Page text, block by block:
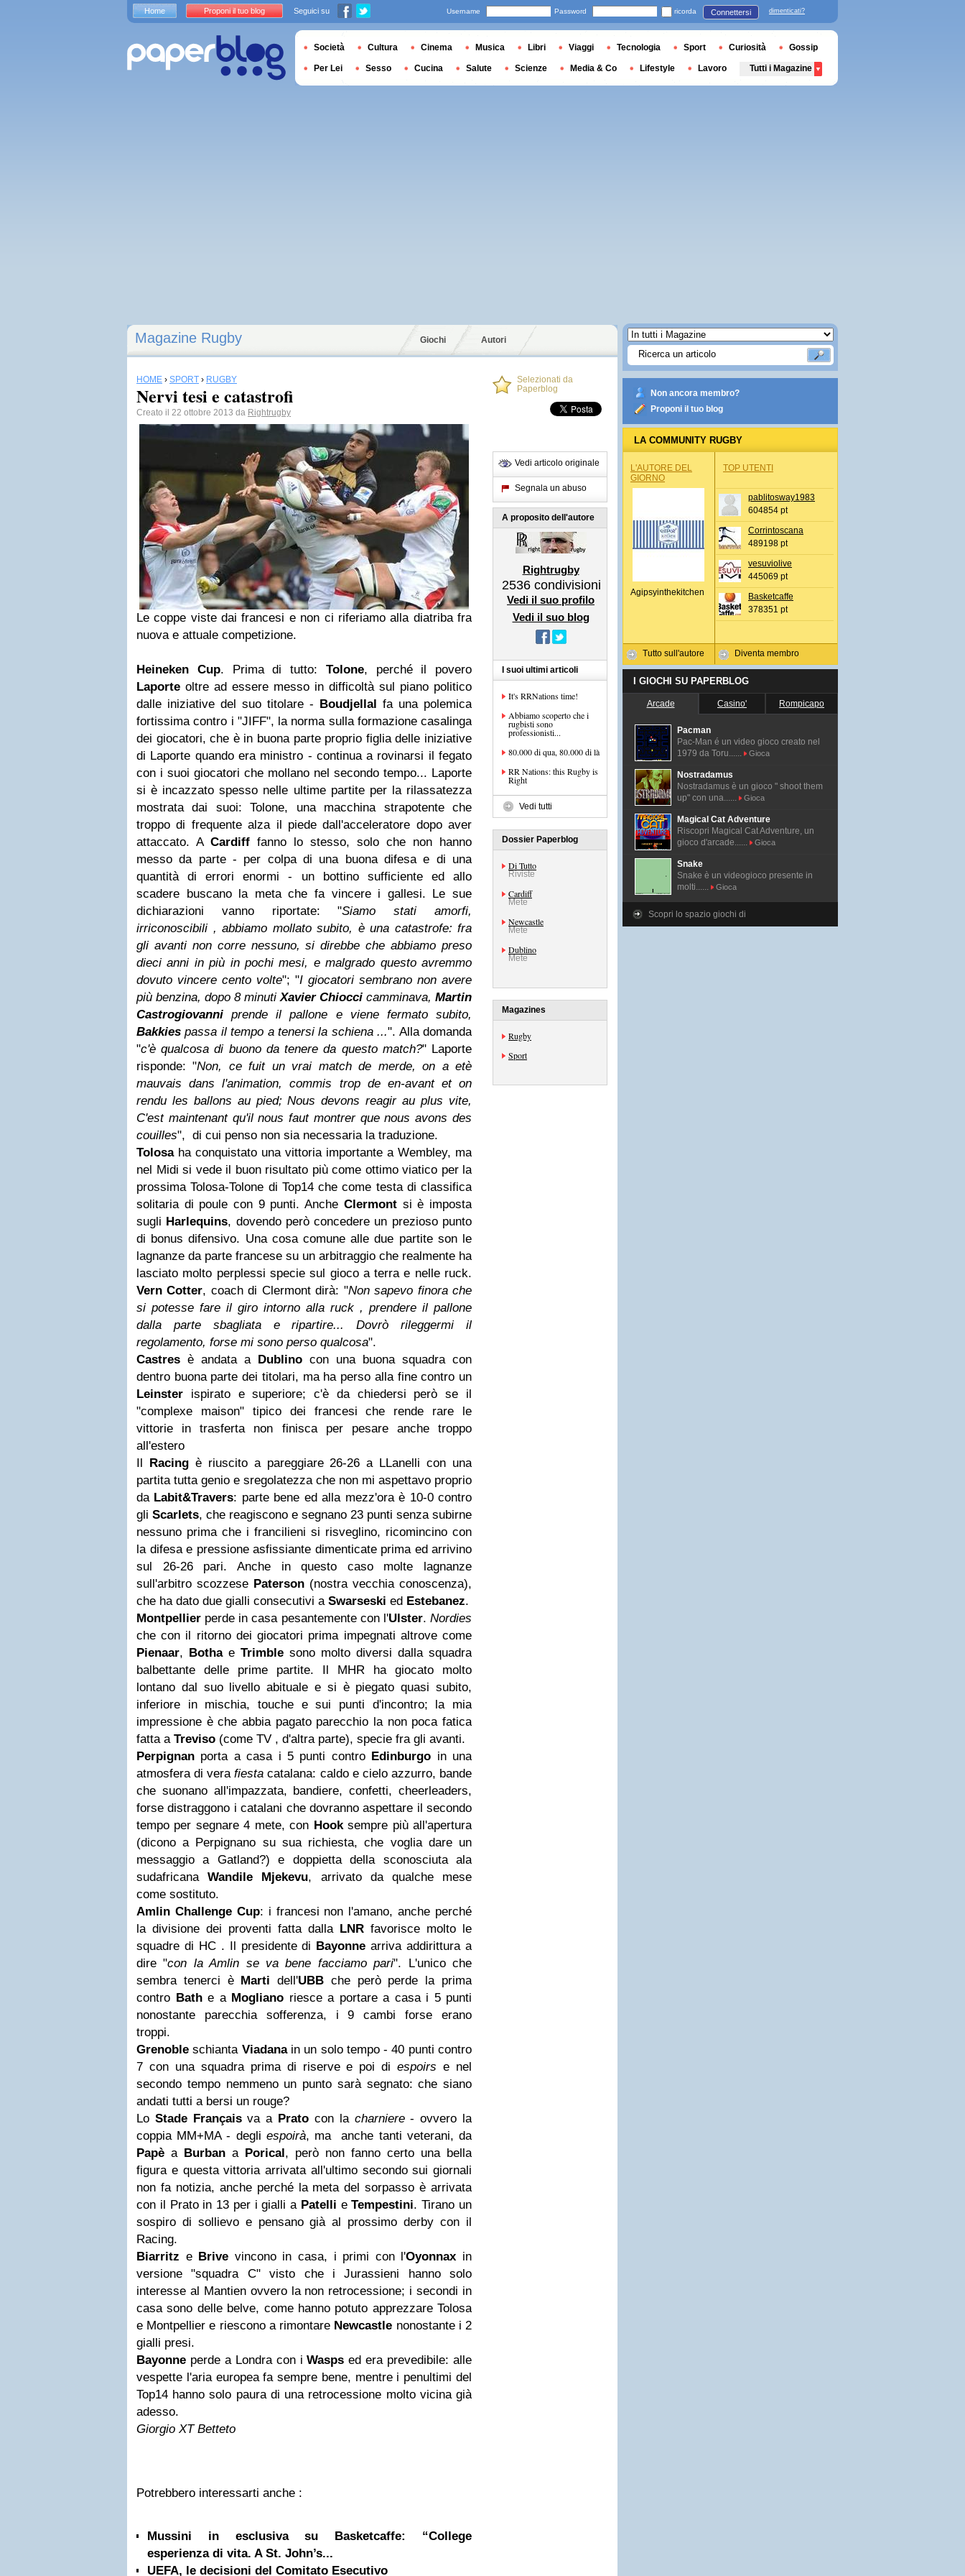
Magazine Rugby Giochi Autori
HOME › SPORT › RUGBY
Nervi tesi e catastrofi
Creato il 22 ottobre 2013 da Rightrugby
Le coppe viste dai francesi e non ci riferiamo alla diatriba fra
nuova e attuale competizione.
Heineken Cup. Prima di tutto: Tolone, perché il povero
Laporte oltre ad essere messo in difficoltà sul piano politico
dalle iniziative del suo titolare - Boudjellal fa una polemica
fortissima contro i "JIFF", la norma sulla formazione casalinga
dei giocatori, che è in buona parte proprio figlia delle iniziative
di Laporte quando era ministro - continua a rovinarsi il fegato
con i suoi giocatori che mollano nel secondo tempo... Laporte
si è incazzato spesso nelle ultime partite per la rilassatezza
mostrata dai suoi: Tolone, una macchina strapotente che
troppo di frequente alza il piede dall'acceleratore dopo aver
attaccato. A Cardiff fanno lo stesso, solo che non hanno
messo da parte - per colpa di una buona difesa e di una
quantità di errori enormi - un bottino sufficiente ed allo
scadere buscano la meta che fa vincere i gallesi. Le sue
dichiarazioni vanno riportate: "Siamo stati amorfi,
irriconoscibili , abbiamo mollato subito, è una catastrofe: fra
gli avanti non corre nessuno, si direbbe che abbiamo preso
dieci anni in più in pochi mesi, e malgrado questo avremmo
dovuto vincere cento volte"; "I giocatori sembrano non avere
più benzina, dopo 8 minutiXavier Chiocci camminava, Martin
Castrogiovanni prende il pallone e viene fermato subito,
Bakkies passa il tempo a tenersi la schiena ...". Alla domanda
"c'è qualcosa di buono da tenere da questo match?" Laporte
risponde: "Non, ce fuit un vrai match de merde, on a etè
mauvais dans l'animation, commis trop de en-avant et on
rendu les ballons au pied; Nous devons reagir au plus vite,
C'est maintenant qu'il nous faut montrer que nous avons des
couilles", di cui penso non sia necessaria la traduzione.
Tolosaha conquistato una vittoria importante a Wembley, ma
nel Midi si vede il buon risultato più come ottimo viatico per la
prossima Tolosa-Tolone di Top14 che come testa di classifica
solitaria di poule con 9 punti. Anche Clermontsi è imposta
sugli Harlequins, dovendo però concedere un prezioso punto
di bonus difensivo. Una cosa comune alle due partite son le
lagnanze da parte francese su un arbitraggio che realmente ha
lasciato molto perplessi specie sul gioco a terra e nelle ruck.
Vern Cotter, coach di Clermont dirà: "Non sapevo finora che
si potesse fare il giro intorno alla ruck , prendere il pallone
dalla parte sbagliata e ripartire... Dovrò rileggermi il
regolamento, forse mi sono perso qualcosa".
Castres è andata a Dublino con una buona squadra con
dentro buona parte dei titolari, ma ha perso alla fine contro un
Leinster ispirato e superiore; c'è da chiedersi però se il
"complexe maison" tipico dei francesi che rende rare le
vittorie in trasferta non finisca per pesare anche troppo
all'estero
Il Racingè riuscito a pareggiare 26-26 a LLanelli con una
partita tutta genio e sregolatezza che non mi aspettavo proprio
da Labit&Travers: parte bene ed alla mezz'ora è 10-0 contro
gli Scarlets, che reagiscono e segnano 23 punti senza subirne
nessuno prima che i francilieni si risveglino, ricomincino con
la difesa e pressione asfissiante dimenticate prima ed arrivino
sul 26-26 pari. Anche in questo caso molte lagnanze
sull'arbitro scozzese Paterson (nostra vecchia conoscenza),
che ha dato due gialli consecutivi a Swarseski ed Estebanez.
Montpellier perde in casa pesantemente con l'Ulster.Nordies
che con il ritorno dei giocatori prima impegnati altrove come
Pienaar, Bothae Trimble sono molto diversi dalla squadra
balbettante delle prime partite. Il MHR ha giocato molto
lontano dal suo livello abituale e si è piegato quasi subito,
inferiore in mischia, touche e sui punti d'incontro; la mia
impressione è che abbia pagato parecchio la non poca fatica
fatta a Treviso (come TV , d'altra parte), specie fra gli avanti.
Perpignan porta a casa i 5 punti contro Edinburgo in una
atmosfera di verafiesta catalana: caldo e cielo azzurro, bande
che suonano all'impazzata, bandiere, confetti, cheerleaders,
forse distraggono i catalani che dovranno aspettare il secondo
tempo per segnare 4 mete, con Hooksempre più all'apertura
(dicono a Perpignano su sua richiesta, che voglia dare un
messaggio a Gatland?) e doppietta della sconosciuta ala
sudafricanaWandile Mjekevu, arrivato da qualche mese
come sostituto.
Amlin Challenge Cup: i francesi non l'amano, anche perché
la divisione dei proventi fatta dalla LNR favorisce molto le
squadre di HC . Il presidente di Bayonne arriva addirittura a
dire "con la Amlin se va bene facciamo pari". L'unico che
sembra tenerci è Marti dell'UBB che però perde la prima
contro Bathe a Mogliano riesce a portare a casa i 5 punti
nonostante parecchia sofferenza, i 9 cambi forse erano
troppi.
Grenoble schianta Viadanain un solo tempo - 40 punti contro
7 con una squadra prima di riserve e poi diespoirs e nel
secondo tempo nemmeno un punto sarà segnato: che siano
andati tutti a bersi un rouge?
Lo Stade Françaisva a Prato con la charniere- ovvero la
coppia MM+MA - degli espoirà, ma anche tanti veterani, da
Papè a Burban a Porical, però non fanno certo una bella
figura e questa vittoria arrivata all'ultimo secondo sui giornali
non fa notizia, anche perché la meta del sorpasso è arrivata
con il Prato in 13 per i gialli a Patelli eTempestini. Tirano un
sospiro di sollievo e pensano già al prossimo derby con il
Racing.
Biarritz e Brive vincono in casa, i primi con l'Oyonnax in
versione "squadra C" visto che i Jurassieni hanno solo
interesse al Mantien ovvero la non retrocessione; i secondi in
casa sono delle belve, come hanno potuto apprezzare Tolosa
e Montpellier e riescono a rimontare Newcastle nonostante i 2
gialli presi.
Bayonne perde a Londra con iWasps ed era prevedibile: alle
vespette l'aria europea fa sempre bene, mentre i penultimi del
Top14 hanno solo paura di una retrocessione molto vicina già
adesso.
Giorgio XT Betteto
Potrebbero interessarti anche :
Mussini in esclusiva su Basketcaffe: “College
esperienza di vita. A St. John’s...
UEFA, le decisioni del Comitato Esecutivo
Selezionati da
Paperblog
Vedi articolo originale
Segnala un abuso
A proposito dell'autore
Rightrugby
2536 condivisioni
Vedi il suo profilo
Vedi il suo blog
I suoi ultimi articoli
It's RRNations time!
Abbiamo scoperto che i
rugbisti sono
professionisti...
80.000 di qua, 80.000 di là
RR Nations: this Rugby is
Right
Vedi tutti
Dossier Paperblog
Di Tutto
Riviste
Cardiff
Mete
Newcastle
Mete
Dublino
Mete
Magazines
Rugby
Sport
Non ancora membro?
Proponi il tuo blog
LA COMMUNITY RUGBY
L'AUTORE DEL
GIORNO
Agipsyinthekitchen
Tutto sull'autore
TOP UTENTI
pablitosway1983
604854 pt
Corrintoscana
489198 pt
vesuviolive
445069 pt
Basketcaffe
378351 pt
Diventa membro
I GIOCHI SU PAPERBLOG
Arcade Casino' Rompicapo
Pacman
Pac-Man é un video gioco creato nel
1979 da Toru......
Gioca
Nostradamus
Nostradamus è un gioco " shoot them
up" con una......
Gioca
Magical Cat Adventure
Riscopri Magical Cat Adventure, un
gioco d'arcade......
Gioca
Snake
Snake è un videogioco presente in
molti......
Gioca
Scopri lo spazio giochi di
Home Proponi il tuo blog Seguici su Username Password ricorda Connettersi dimenticati?
Società Cultura Cinema Musica Libri Viaggi Tecnologia Sport Curiosità Gossip
Per Lei Sesso Cucina Salute Scienze Media & Co Lifestyle Lavoro Tutti i Magazine